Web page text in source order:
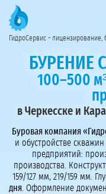
Предоставим полный пакет
Пригласить в
БУРЕНИЕ
100–500
в Черкесске и
Буровая компания
и обустройстве скважин
предприятий:
производства.
159/127 мм, 219/159 мм.
дня . Оформление